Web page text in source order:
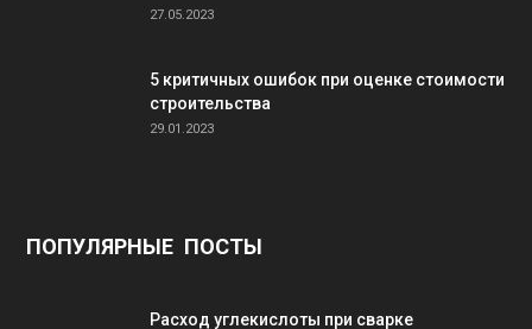
27.05.2023
5 критичных ошибок при оценке стоимости
строительства
29.01.2023
ПОПУЛЯРНЫЕ ПОСТЫ
Расход углекислоты при сварке